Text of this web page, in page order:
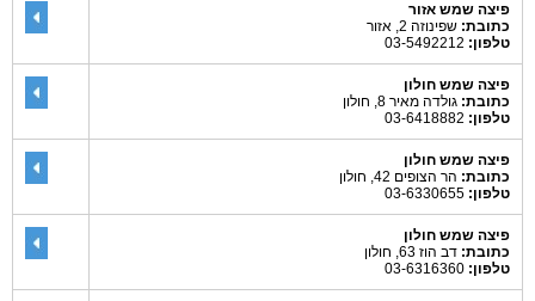
פיצה שמש אזור
כתובת: שפינוזה 2, אזור
טלפון:
פיצה שמש חולון
כתובת: גולדה מאיר 8, חולון
טלפון:
פיצה שמש חולון
כתובת: הר הצופים 42, חולון
טלפון:
פיצה שמש חולון
כתובת: דב הוז 63, חולון
טלפון: